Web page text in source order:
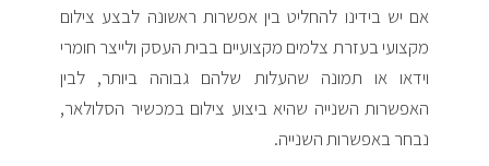
אם יש בידינו להחליט בין אפשרות ראשונה לבצע צילום
מקצועי בעזרת צלמים מקצועיים בבית העסק ולייצר חומרי
וידאו או תמונה שהעלות שלהם גבוהה ביותר, לבין
האפשרות השנייה שהיא ביצוע צילום במכשיר הסלולאר,
נבחר באפשרות השנייה.